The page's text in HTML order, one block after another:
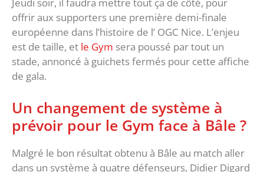
offrir aux supporters une première demi-finale
européenne dans l’histoire de l’ OGC Nice. L’enjeu
est de taille, et le Gym sera poussé par tout un
stade, annoncé à guichets fermés pour cette affiche
de gala.
Un changement de système à
prévoir pour le Gym face à Bâle ?
Malgré le bon résultat obtenu à Bâle au match aller
dans un système à quatre défenseurs, Didier Digard